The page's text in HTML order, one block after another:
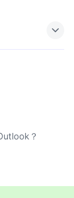
？